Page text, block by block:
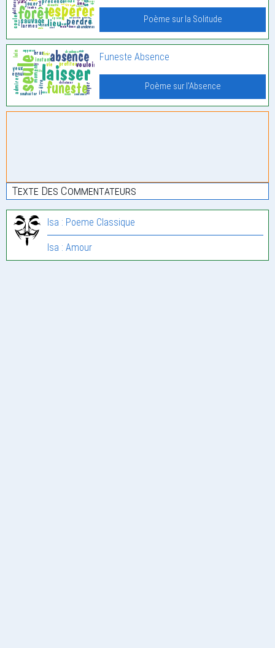
Poème sur la Solitude
Funeste Absence
Poème sur l'Absence
Texte Des Commentateurs
Isa : Poeme Classique
Isa : Amour